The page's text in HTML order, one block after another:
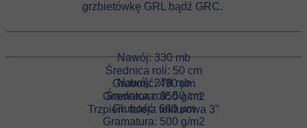
grzbietówkę GRL bądź GRC.
Nawój: 330 mb
Średnica roli: 50 cm
Grubość: 490 µm
Gramatura: 350 g/m2
Trzpień: tuleja tekturowa 3"
Nawój: 278 mb
Średnica roli: 50 cm
Grubość: 680 µm
Gramatura: 500 g/m2